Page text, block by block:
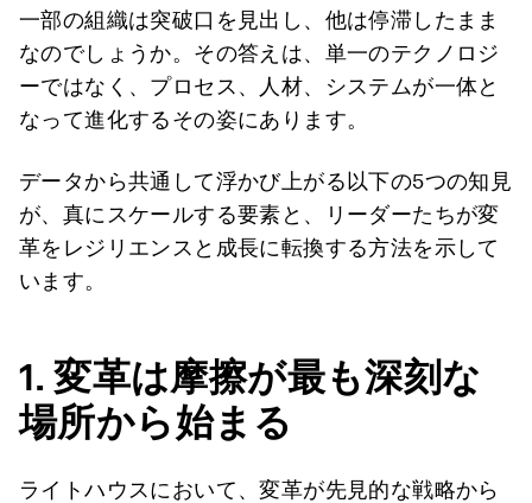
一部の組織は突破口を見出し、他は停滞したまま
なのでしょうか。その答えは、単一のテクノロジ
ーではなく、プロセス、人材、システムが一体と
なって進化するその姿にあります。
データから共通して浮かび上がる以下の5つの知見
が、真にスケールする要素と、リーダーたちが変
革をレジリエンスと成長に転換する方法を示して
います。
1.変革は摩擦が最も深刻な
場所から始まる
ライトハウスにおいて、変革が先見的な戦略から